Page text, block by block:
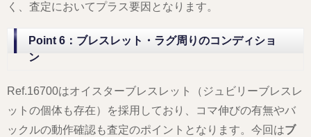
く、査定においてプラス要因となります。
Point 6：ブレスレット・ラグ周りのコンディショ
ン
Ref.16700はオイスターブレスレット（ジュビリーブレスレ
ットの個体も存在）を採用しており、コマ伸びの有無やバ
ックルの動作確認も査定のポイントとなります。今回はブ